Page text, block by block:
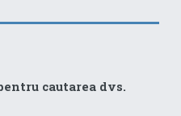
cautarea dvs.